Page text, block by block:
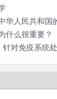
华人民共和国
什么很重要？
针对免疫系统